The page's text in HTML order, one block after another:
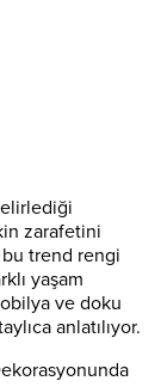
zarafetini
trend rengi
yaşam
ve doku
anlatılıyor.